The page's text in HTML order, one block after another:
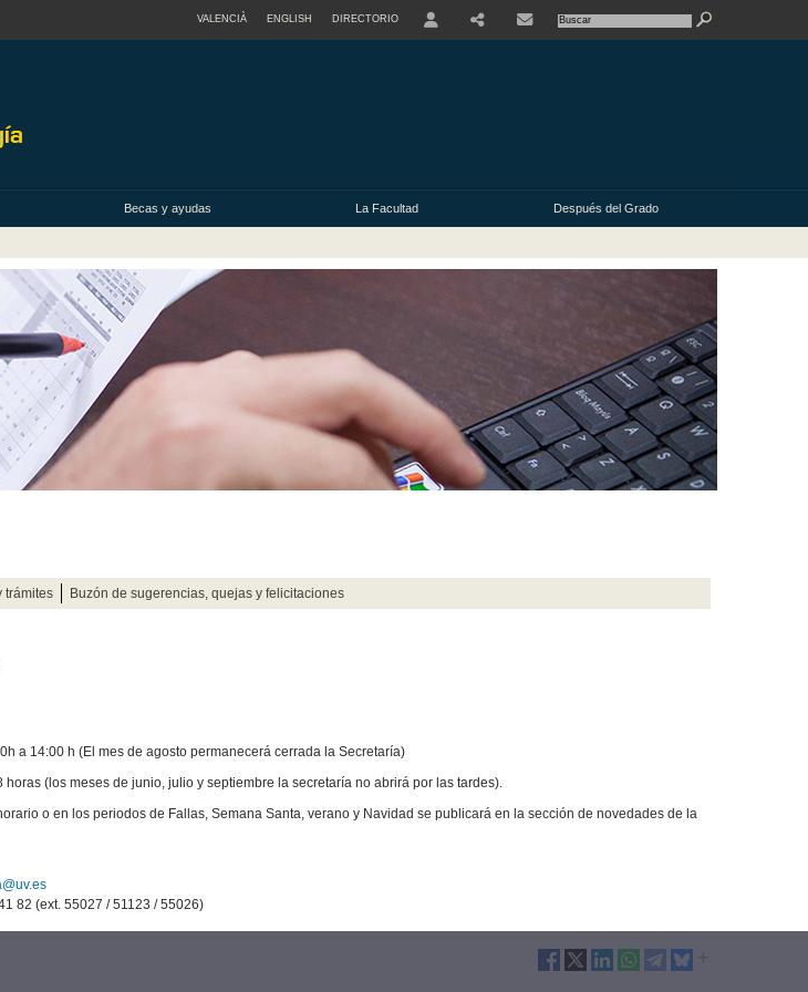
VALENCIÀ ENGLISH DIRECTORIO
Becas y ayudas La Facultad Después del Grado
trámites Buzón de sugerencias, quejas y felicitaciones
a 14:00 h (El mes de agosto permanecerá cerrada la Secretaría)
horas (los meses de junio, julio y septiembre la secretaría no abrirá por las tardes).
o en los periodos de Fallas, Semana Santa, verano y Navidad se publicará en la sección de novedades de la
82 (ext. 55027 / 51123 / 55026)